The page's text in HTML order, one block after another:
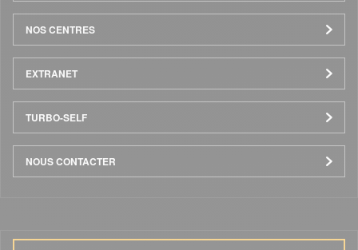
NOS CENTRES
EXTRANET
TURBO-SELF
NOUS CONTACTER